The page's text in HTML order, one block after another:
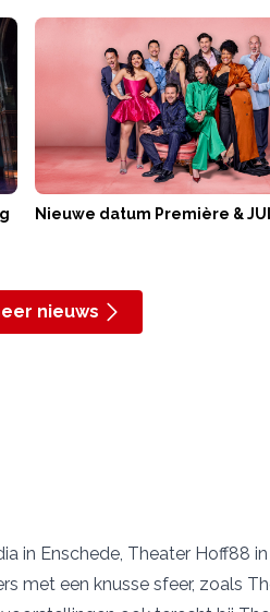
Nieuwe datum Première &
nieuws
in Enschede, Theater Hoff88
met een knusse sfeer, zoals